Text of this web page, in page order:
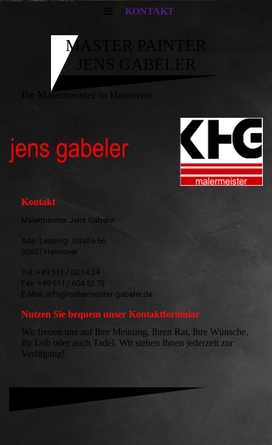
KONTAKT
MASTER PAINTER
JENS GABELER
Ihr Malermeister in Hannover
Kontakt
Malermeister Jens Gabeler
Ada- Lessing- Straße 66
30657 Hannover
Tel: +49 511 / 60 14 24
Fax: +49 511 / 604 52 72
E-Mail: info@malermeister-gabeler.de
Nutzen Sie bequem unser Kontaktformular
Wir freuen uns auf Ihre Meinung, Ihren Rat, Ihre Wünsche,
Ihr Lob oder auch Tadel. Wir stehen Ihnen jederzeit zur
Verfügung!